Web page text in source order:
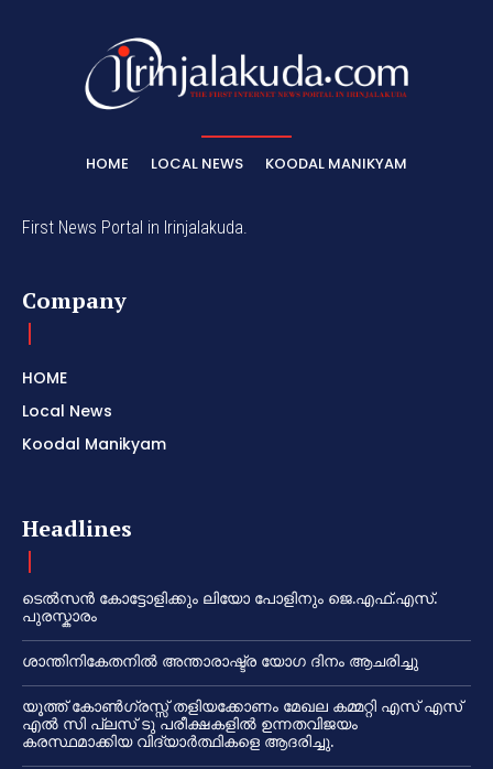
HOME LOCAL NEWS KOODAL MANIKYAM
First News Portal in Irinjalakuda.
Company
HOME
Local News
Koodal Manikyam
Headlines
ടെൽസൻ കോട്ടോളിക്കും ലിയോ പോളിനും ജെ.എഫ്.എസ്.
പുരസ്കാരം
ശാന്തിനികേതനിൽ അന്താരാഷ്ട്ര യോഗ ദിനം ആചരിച്ചു
യൂത്ത് കോൺഗ്രസ്സ് തളിയക്കോണം മേഖല കമ്മറ്റി എസ് എസ്
എൽ സി പ്ലസ് ടു പരീക്ഷകളിൽ ഉന്നതവിജയം
കരസ്ഥമാക്കിയ വിദ്യാർത്ഥികളെ ആദരിച്ചു.